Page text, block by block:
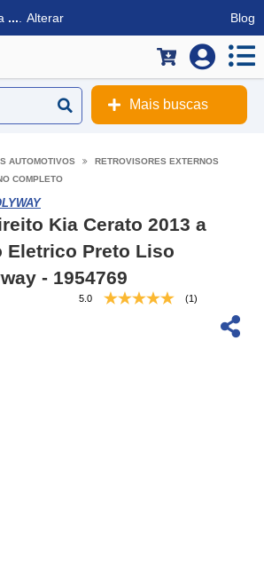
... Alterar Blog
Mais buscas
AUTOMOTIVOS
RETROVISORES EXTERNOS
COMPLETO
Kia Cerato 2013 a
Eletrico Preto Liso
- 1954769
5.0 (1)